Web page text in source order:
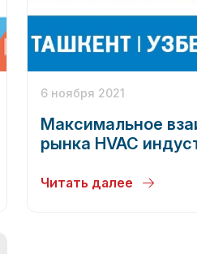
6 ноября 2021
Максимальное
рынка HVAC
Читать далее